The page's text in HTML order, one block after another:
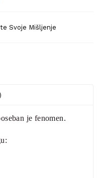
Svoje Mišljenje
je fenomen.